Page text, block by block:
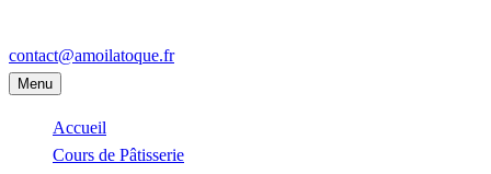
contact@amoilatoque.fr
Menu
Accueil
Cours de Pâtisserie